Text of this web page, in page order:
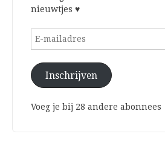
nieuwtjes ♥
E-
Inschrijven
Voeg je bij 28 andere abonnees